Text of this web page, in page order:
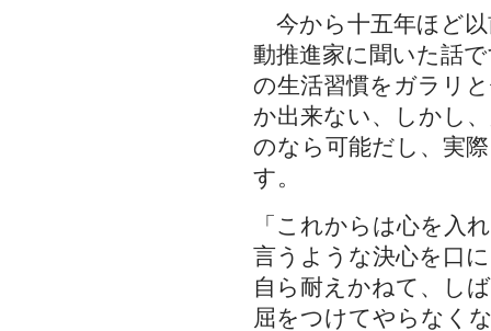
今から十五年ほど以
動推進家に聞いた話
の生活習慣をガラリ
か出来ない、しかし
のなら可能だし、実
す。
「これからは心を入
言うような決心を口
自ら耐えかねて、し
屈をつけてやらなく